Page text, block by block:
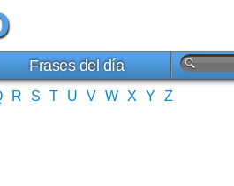
Frases del día
R S T U V W X Y Z